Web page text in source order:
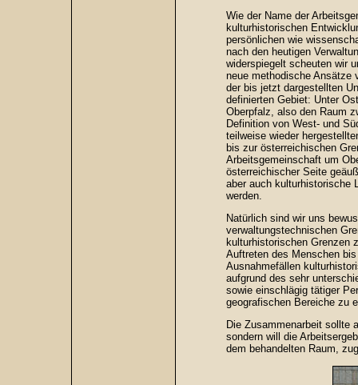
Wie der Name der
kulturhistorischen
persönlichen wie
nach den heutigen
widerspiegelt scheuten wir
neue methodische Ansätze
der bis jetzt dargestellten
definierten Gebiet: Unter
Oberpfalz, also den Raum
Definition von West- und
teilweise wieder
bis zur österreichischen
Arbeitsgemeinschaft um
österreichischer Seite
aber auch kulturhistorische
werden.
Natürlich sind wir uns
verwaltungstechnischen
kulturhistorischen Grenzen
Auftreten des Menschen
Ausnahmefällen
aufgrund des sehr
sowie einschlägig tätiger
geografischen Bereiche zu
Die Zusammenarbeit sollte
sondern will die
dem behandelten Raum,